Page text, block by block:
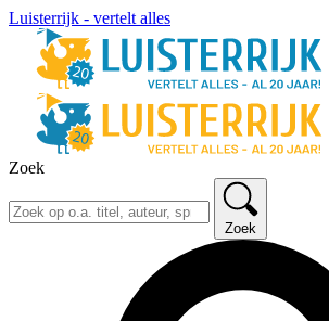
Luisterrijk - vertelt alles
Zoek
Zoek